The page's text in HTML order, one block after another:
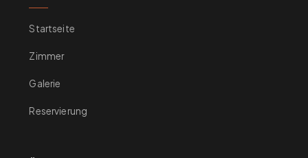
Startseite
Zimmer
Galerie
Reservierung